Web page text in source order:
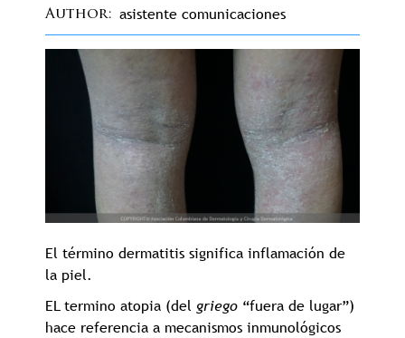
Author asistente comunicaciones
El término dermatitis significa inflamación de
la piel.
EL termino atopia (del griego “fuera de lugar”)
hace referencia a mecanismos inmunológicos